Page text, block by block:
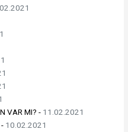
VAR MI? - 11.02.2021
10.02.2021